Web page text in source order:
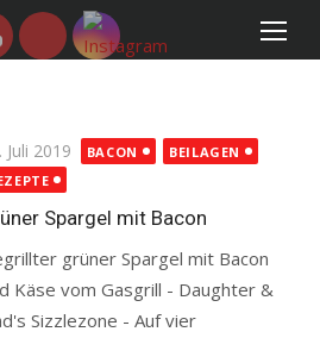
Juli 2019 BACON
BEILAGEN
Spargel mit Bacon
grüner Spargel mit Bacon
Käse vom Gasgrill - Daughter &
Sizzlezone - Auf vier